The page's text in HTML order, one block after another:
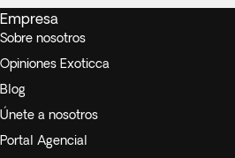
Empresa
Sobre nosotros
Opiniones Exoticca
Blog
Únete a nosotros
Portal Agencial